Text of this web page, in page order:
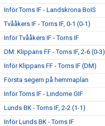
Inför Torns IF - Landskrona BoIS
Tvååkers IF - Torns IF, 0-1 (0-1)
Inför Tvååkers IF - Torns IF
DM: Klippans FF - Torns IF, 2-6 (0-3)
Inför Klippans FF - Torns IF (DM)
Första segern på hemmaplan
Inför Torns IF - Lindome GIF
Lunds BK - Torns IF, 2-2 (1-1)
Inför Lunds BK - Torns IF